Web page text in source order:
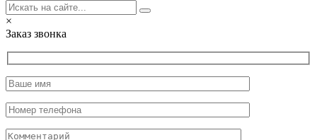
×
Заказ звонка